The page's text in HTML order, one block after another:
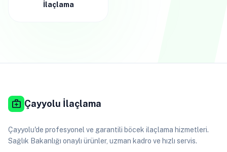
İlaçlama
medical_services Çayyolu İlaçlama
Çayyolu'de profesyonel ve garantili böcek ilaçlama hizmetleri.
Sağlık Bakanlığı onaylı ürünler, uzman kadro ve hızlı servis.